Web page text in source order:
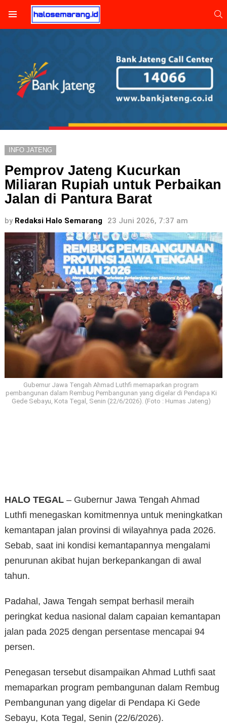
INFO JATENG
Pemprov Jateng Kucurkan
Miliaran Rupiah untuk Perbaikan
Jalan di Pantura Barat
by Redaksi Halo Semarang 23 Juni 2026, 7:37 am
Gubernur Jawa Tengah Ahmad Luthfi memaparkan program
pembangunan dalam Rembug Pembangunan yang digelar di Pendapa Ki
Gede Sebayu, Kota Tegal, Senin (22/6/2026). (Foto : Humas Jateng)
HALO TEGAL – Gubernur Jawa Tengah Ahmad
Luthfi menegaskan komitmennya untuk meningkatkan
kemantapan jalan provinsi di wilayahnya pada 2026.
Sebab, saat ini kondisi kemantapannya mengalami
penurunan akibat hujan berkepankangan di awal
tahun.
Padahal, Jawa Tengah sempat berhasil meraih
peringkat kedua nasional dalam capaian kemantapan
jalan pada 2025 dengan persentase mencapai 94
persen.
Penegasan tersebut disampaikan Ahmad Luthfi saat
memaparkan program pembangunan dalam Rembug
Pembangunan yang digelar di Pendapa Ki Gede
Sebayu, Kota Tegal, Senin (22/6/2026).